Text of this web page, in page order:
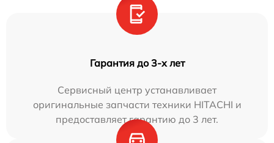
Гарантия до 3-х лет
Сервисный центр устанавливает
оригинальные запчасти техники HITACHI и
предоставляет гарантию до 3 лет.